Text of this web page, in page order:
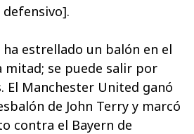
estrellado un balón en el
mitad; se puede salir por
El Manchester United ganó
de John Terry y marcó
contra el Bayern de